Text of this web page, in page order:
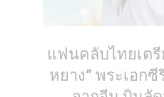
แฟนคลับไทยเตรี
หยาง” พระเอก